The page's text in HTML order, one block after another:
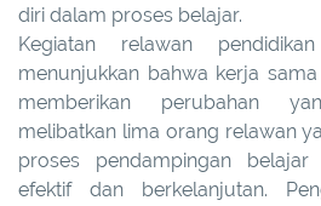
diri dalam proses belajar.
Kegiatan relawan
menunjukkan bahwa kerja
memberikan perubahan
melibatkan lima orang relawan
proses pendampingan
efektif dan berkelanjutan.